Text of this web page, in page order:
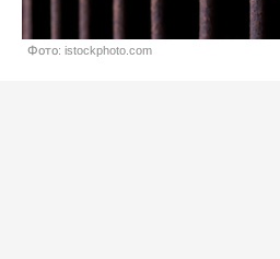
Фото: istockphoto.com